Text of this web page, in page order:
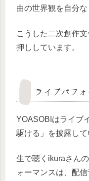
曲の世界観を自分
こうした二次創作
押ししています。
ライブパフ
YOASOBIはライブ
駆ける」を披露して
生で聴くikuraさん
ォーマンスは、配